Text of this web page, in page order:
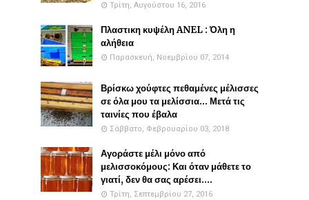
Τρίτη, Αυγούστου 16, 2016
Πλαστικη κυψέλη ANEL : Όλη η
αλήθεια
Παρασκευή, Νοεμβρίου 07, 2014
Βρίσκω χούφτες πεθαμένες μέλισσες
σε όλα μου τα μελίσσια... Μετά τις
ταινίες που έβαλα
Σάββατο, Φεβρουαρίου 03, 2018
Αγοράστε μέλι μόνο από
μελισσοκόμους: Και όταν μάθετε το
γιατί, δεν θα σας αρέσει....
Τρίτη, Σεπτεμβρίου 27, 2016